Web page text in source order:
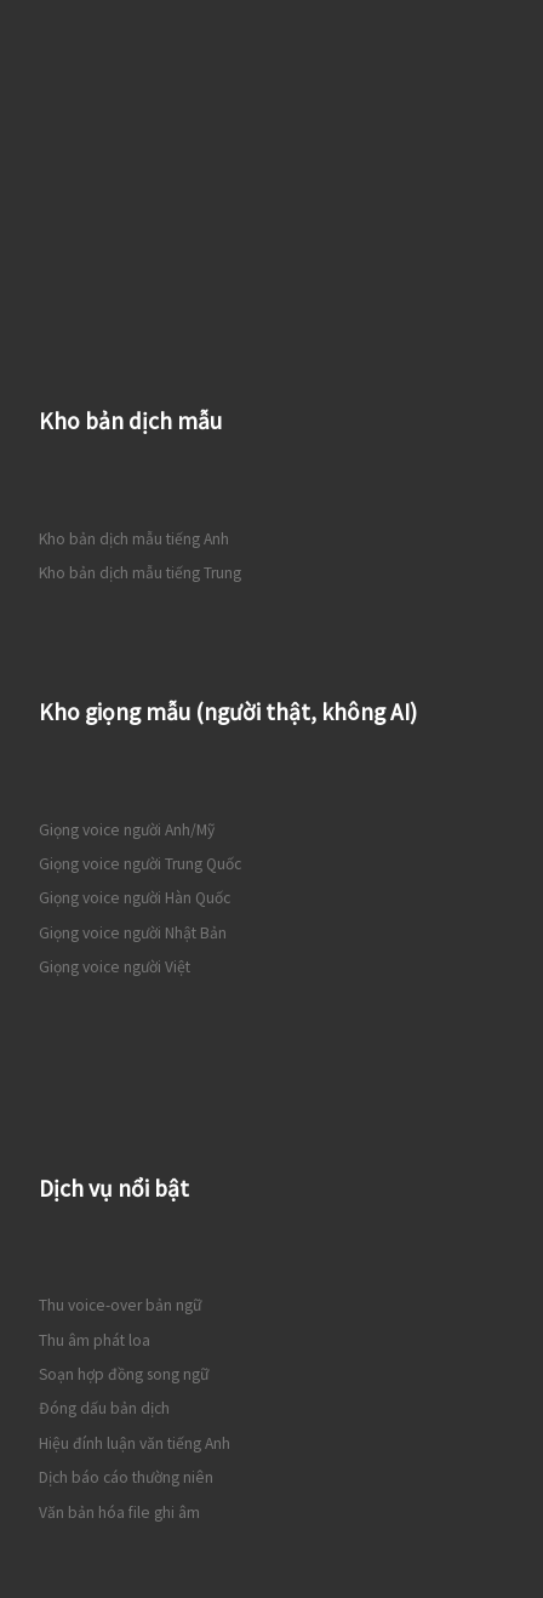
Kho bản dịch mẫu
Kho bản dịch mẫu tiếng Anh
Kho bản dịch mẫu tiếng Trung
Kho giọng mẫu (người thật, không AI)
Giọng voice người Anh/Mỹ
Giọng voice người Trung Quốc
Giọng voice người Hàn Quốc
Giọng voice người Nhật Bản
Giọng voice người Việt
Dịch vụ nổi bật
Thu voice-over bản ngữ
Thu âm phát loa
Soạn hợp đồng song ngữ
Đóng dấu bản dịch
Hiệu đính luận văn tiếng Anh
Dịch báo cáo thường niên
Văn bản hóa file ghi âm